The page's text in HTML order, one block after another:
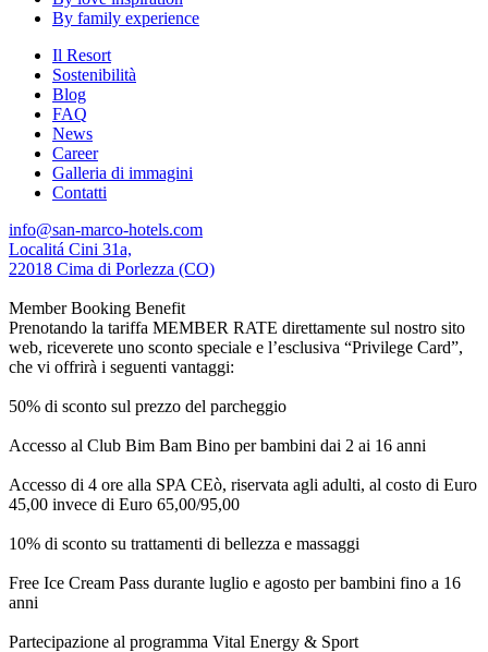
By family experience
Il Resort
Sostenibilità
Blog
FAQ
News
Career
Galleria di immagini
Contatti
info@san-marco-hotels.com
Localitá Cini 31a,
22018 Cima di Porlezza (CO)
Member Booking Benefit
Prenotando la tariffa MEMBER RATE direttamente sul nostro sito
web, riceverete uno sconto speciale e l’esclusiva “Privilege Card”,
che vi offrirà i seguenti vantaggi:
50% di sconto sul prezzo del parcheggio
Accesso al Club Bim Bam Bino per bambini dai 2 ai 16 anni
Accesso di 4 ore alla SPA CEò, riservata agli adulti, al costo di Euro
45,00 invece di Euro 65,00/95,00
10% di sconto su trattamenti di bellezza e massaggi
Free Ice Cream Pass durante luglio e agosto per bambini fino a 16
anni
Partecipazione al programma Vital Energy & Sport